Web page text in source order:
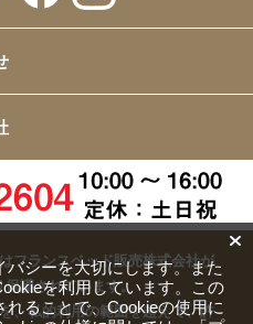
フランスベッド販売株式会社が
護されています。
、私的利用の範囲を超えて、許
シーを大切にします。また
を利用しています。この
ることで、Cookieの使用に